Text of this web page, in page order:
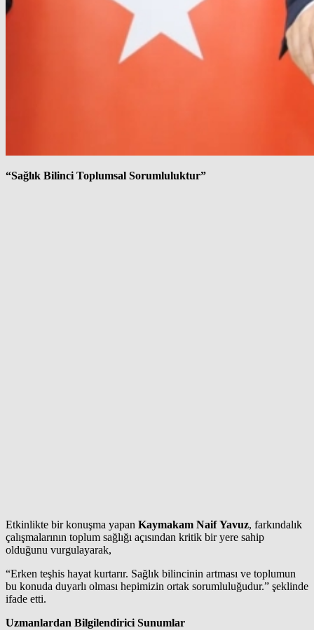
“Sağlık Bilinci Toplumsal Sorumluluktur”
Etkinlikte bir konuşma yapan Kaymakam Naif Yavuz, farkındalık
çalışmalarının toplum sağlığı açısından kritik bir yere sahip
olduğunu vurgulayarak,
“Erken teşhis hayat kurtarır. Sağlık bilincinin artması ve toplumun
bu konuda duyarlı olması hepimizin ortak sorumluluğudur.” şeklinde
ifade etti.
Uzmanlardan Bilgilendirici Sunumlar